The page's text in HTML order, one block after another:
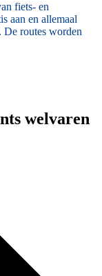
fiets- en
aan en allemaal
De routes worden
welvaren